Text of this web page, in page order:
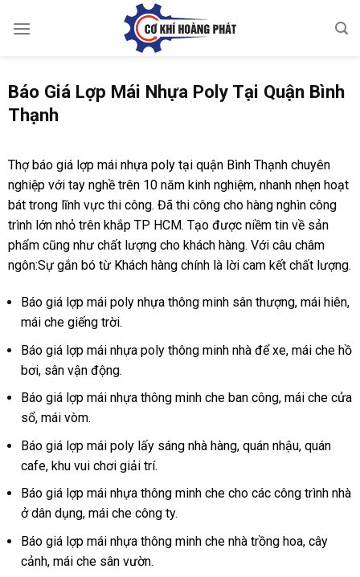
Báo Giá Lợp Mái Nhựa Poly Tại Quận Bình
Thạnh
Thợ báo giá lợp mái nhựa poly tại quận Bình Thạnh chuyên
nghiệp với tay nghề trên 10 năm kinh nghiệm, nhanh nhẹn hoạt
bát trong lĩnh vực thi công. Đã thi công cho hàng nghìn công
trình lớn nhỏ trên khắp TP HCM. Tạo được niềm tin về sản
phẩm cũng như chất lượng cho khách hàng. Với câu châm
ngôn:Sự gắn bó từ Khách hàng chính là lời cam kết chất lượng.
Báo giá lợp mái poly nhựa thông minh sân thượng, mái hiên,
mái che giếng trời.
Báo giá lợp mái nhựa poly thông minh nhà để xe, mái che hồ
bơi, sân vận động.
Báo giá lợp mái nhựa thông minh che ban công, mái che cửa
sổ, mái vòm.
Báo giá lợp mái poly lấy sáng nhà hàng, quán nhậu, quán
cafe, khu vui chơi giải trí.
Báo giá lợp mái nhựa thông minh che cho các công trình nhà
ở dân dụng, mái che công ty.
Báo giá lợp mái nhựa thông minh che nhà trồng hoa, cây
cảnh, mái che sân vườn.